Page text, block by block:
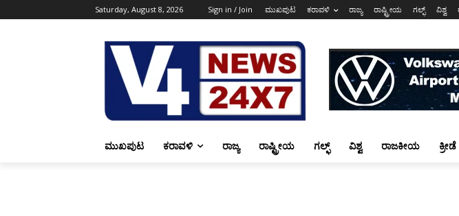
Saturday, August 8, 2026 Sign in / Join ಮುಖಪುಟ ಕರಾವಳಿ ರಾಜ್ಯ ರಾಷ್ಟ್ರೀಯ ಗಲ್ಫ್ ವಿಶ್ವ
ಮುಖಪುಟ ಕರಾವಳಿ ರಾಜ್ಯ ರಾಷ್ಟ್ರೀಯ ಗಲ್ಫ್ ವಿಶ್ವ ರಾಜಕೀಯ ಕ್ರೀಡೆ